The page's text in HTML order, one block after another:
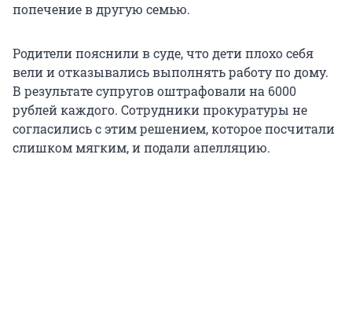
попечение в другую семью.
Родители пояснили в суде, что дети плохо себя
вели и отказывались выполнять работу по дому.
В результате супругов оштрафовали на 6000
рублей каждого. Сотрудники прокуратуры не
согласились с этим решением, которое посчитали
слишком мягким, и подали апелляцию.